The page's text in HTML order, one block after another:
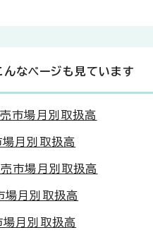
なページも見ています
市場月別取扱高
月別取扱高
市場月別取扱高
月別取扱高
月別取扱高